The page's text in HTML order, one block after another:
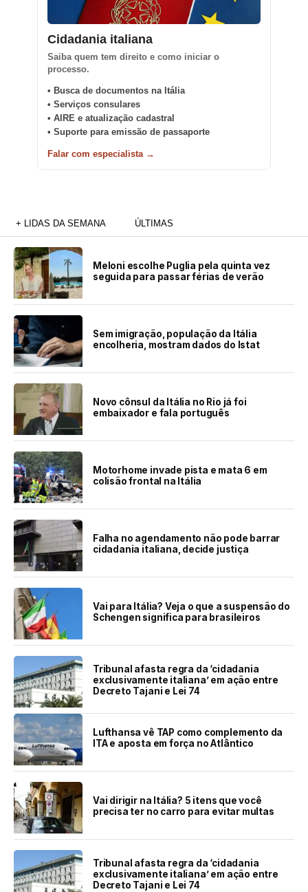
Cidadania italiana
Saiba quem tem direito e como iniciar o
processo.
• Busca de documentos na Itália
• Serviços consulares
• AIRE e atualização cadastral
• Suporte para emissão de passaporte
Falar com especialista →
+ LIDAS DA SEMANA ÚLTIMAS
Meloni escolhe Puglia pela quinta vez
seguida para passar férias de verão
Sem imigração, população da Itália
encolheria, mostram dados do Istat
Novo cônsul da Itália no Rio já foi
embaixador e fala português
Motorhome invade pista e mata 6 em
colisão frontal na Itália
Falha no agendamento não pode barrar
cidadania italiana, decide justiça
Vai para Itália? Veja o que a suspensão do
Schengen significa para brasileiros
Tribunal afasta regra da ‘cidadania
exclusivamente italiana’ em ação entre
Decreto Tajani e Lei 74
Lufthansa vê TAP como complemento da
ITA e aposta em força no Atlântico
Vai dirigir na Itália? 5 itens que você
precisa ter no carro para evitar multas
Tribunal afasta regra da ‘cidadania
exclusivamente italiana’ em ação entre
Decreto Tajani e Lei 74